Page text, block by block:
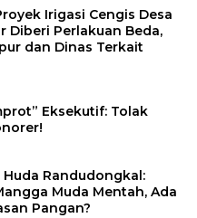
Irigasi Cengis Desa
Diberi Perlakuan Beda,
dan Dinas Terkait
Eksekutif: Tolak
Huda Randudongkal:
Muda Mentah, Ada
Pangan?